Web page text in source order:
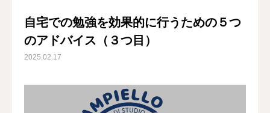
自宅での勉強を効果的に行うための５つ
のアドバイス（３つ目）
2025.02.17
開講中のクラス